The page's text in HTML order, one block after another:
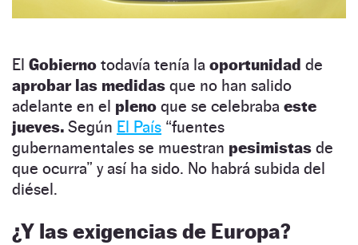
El Gobierno todavía tenía la oportunidad de
aprobar las medidas que no han salido
adelante en el pleno que se celebraba este
jueves. Según El País “fuentes
gubernamentales se muestran pesimistas de
que ocurra” y así ha sido. No habrá subida del
diésel.
¿Y las exigencias de Europa?